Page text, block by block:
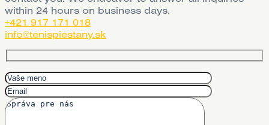
within 24 hours on business days.
+421 917 171 018
info@tenispiestany.sk